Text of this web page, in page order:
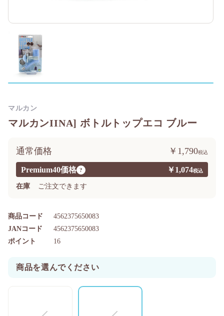
マルカンIINA] ボトルトップエコ ブルー
Premium40価格 ? ￥1,074
通常価格 ￥1,790
在庫 ご注文できます
商品コード 4562375650083
ポイント 16
JANコード 4562375650083
商品を選んでください
マルカン